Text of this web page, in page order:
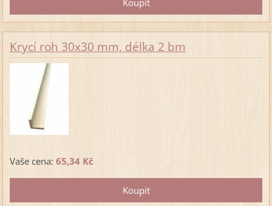
Krycí roh 30x30 mm, délka 2 bm
Vaše cena: 65,34 Kč